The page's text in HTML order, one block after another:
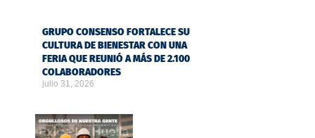
GRUPO CONSENSO FORTALECE SU
CULTURA DE BIENESTAR CON UNA
FERIA QUE REUNIÓ A MÁS DE 2.100
COLABORADORES
julio 31, 2026